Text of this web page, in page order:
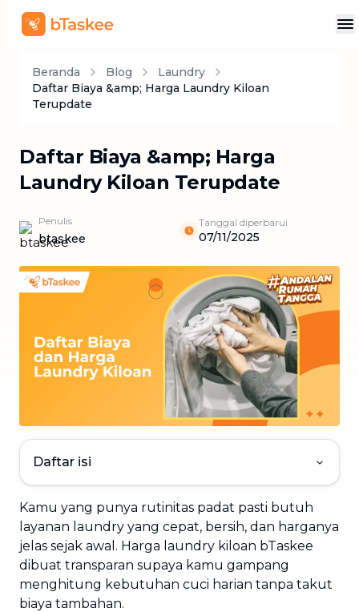
Beranda Blog
Laundry
Daftar Biaya &amp; Harga Laundry Kiloan
Terupdate
Daftar Biaya &amp; Harga
Laundry Kiloan Terupdate
Penulis
btaskee
Tanggal diperbarui
07/11/2025
Daftar isi
Kamu yang punya rutinitas padat pasti butuh
layanan laundry yang cepat, bersih, dan harganya
jelas sejak awal. Harga laundry kiloan bTaskee
dibuat transparan supaya kamu gampang
menghitung kebutuhan cuci harian tanpa takut
biaya tambahan.